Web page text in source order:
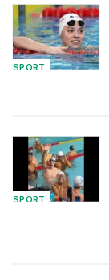
SPORT
SPORT